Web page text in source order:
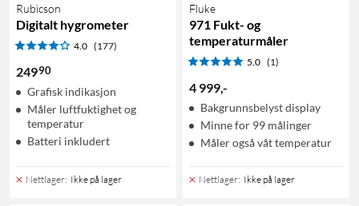
Rubicson
Digitalt hygrometer
4.0 (177)
24990
Grafisk indikasjon
Måler luftfuktighet og
temperatur
Batteri inkludert
Nettlager: Ikke på lager
Fluke
971 Fukt- og
temperaturmåler
5.0 (1)
4 999,-
Bakgrunnsbelyst display
Minne for 99 målinger
Måler også våt temperatur
Nettlager: Ikke på lager